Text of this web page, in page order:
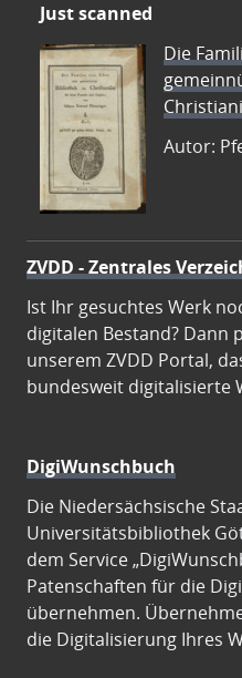
Just scanned
Die
Autor:
ZVDD - Zentrales
Ist Ihr gesuchtes Werk
digitalen Bestand? Dann
unserem ZVDD Portal,
bundesweit digitalisierte
DigiWunschbuch
Die Niedersächsische
Universitätsbibliothek
dem Service
Patenschaften für die
übernehmen.
die Digitalisierung Ihres